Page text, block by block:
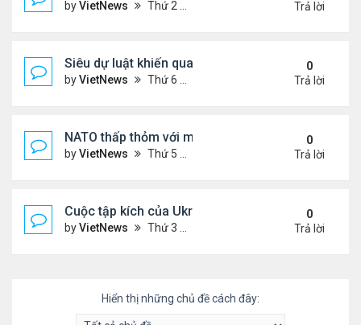
byVietNews Thứ 2 Tháng 6 09, 2025 5:54 pm
Trả lời
Siêu dự luật khiến quan hệ Trump - Musk tan vỡ
byVietNews Thứ 6 Tháng 6 06, 2025 4:57 pm
0
Trả lời
NATO thấp thỏm với mối đe dọa từ drone sát thủ
byVietNews Thứ 5 Tháng 6 05, 2025 5:51 pm
0
Trả lời
Cuộc tập kích của Ukraine khó làm suy yếu 'mưa
byVietNews Thứ 3 Tháng 6 03, 2025 5:55 pm
0
Trả lời
Hiển thị những chủ đề cách đây: